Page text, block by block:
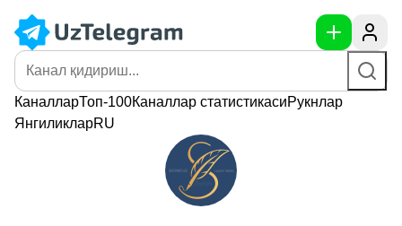
КаналларТоп-100Каналлар статистикасиРукнлар
ЯнгиликларRU